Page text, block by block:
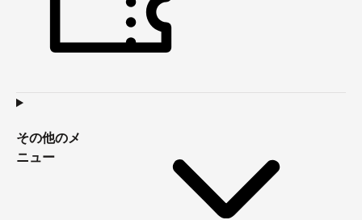
その他のメ
ニュー